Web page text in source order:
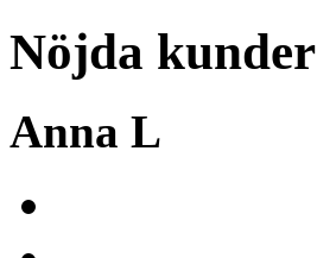
Nöjda kunder
Anna L